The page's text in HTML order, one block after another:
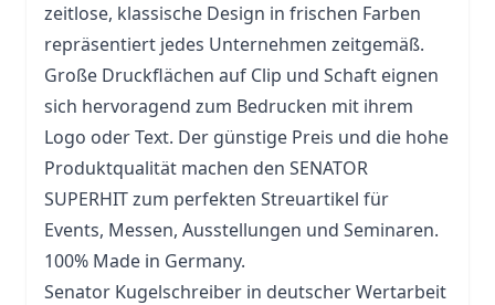
zeitlose, klassische Design in frischen Farben
repräsentiert jedes Unternehmen zeitgemäß.
Große Druckflächen auf Clip und Schaft eignen
sich hervoragend zum Bedrucken mit ihrem
Logo oder Text. Der günstige Preis und die hohe
Produktqualität machen den SENATOR
SUPERHIT zum perfekten Streuartikel für
Events, Messen, Ausstellungen und Seminaren.
100% Made in Germany.
Senator Kugelschreiber in deutscher Wertarbeit